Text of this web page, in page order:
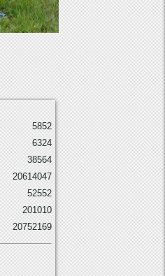
5852
6324
38564
20614047
52552
201010
20752169